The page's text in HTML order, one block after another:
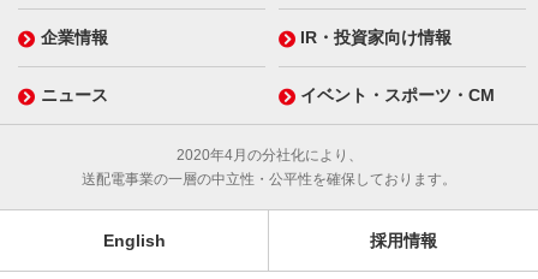
企業情報 IR・投資家向け情報
ニュース イベント・スポーツ・CM
2020年4月の分社化により、
送配電事業の一層の中立性・公平性を確保しております。
English 採用情報